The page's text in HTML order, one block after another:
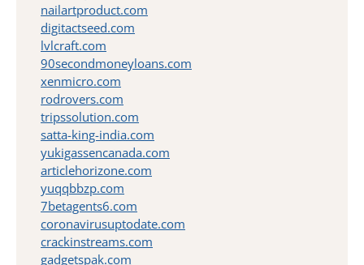
nailartproduct.com
digitactseed.com
lvlcraft.com
90secondmoneyloans.com
xenmicro.com
rodrovers.com
tripssolution.com
satta-king-india.com
yukigassencanada.com
articlehorizone.com
yuqqbbzp.com
7betagents6.com
coronavirusuptodate.com
crackinstreams.com
gadgetspak.com